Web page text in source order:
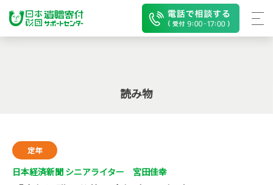
読み物
定年
日本経済新聞 シニアライター 宮田佳幸